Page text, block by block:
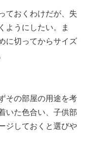
ておくわけだが、失
ようにしたい。ま
に切ってからサイズ
その部屋の用途を考
いた色合い、子供部
ジしておくと選びや